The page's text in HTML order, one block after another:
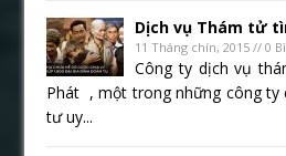
Dịch vụ Thám tử
11 Tháng chín, 2015 // 0
Công ty dịch vụ
Phát , một trong những công ty
tư uy...